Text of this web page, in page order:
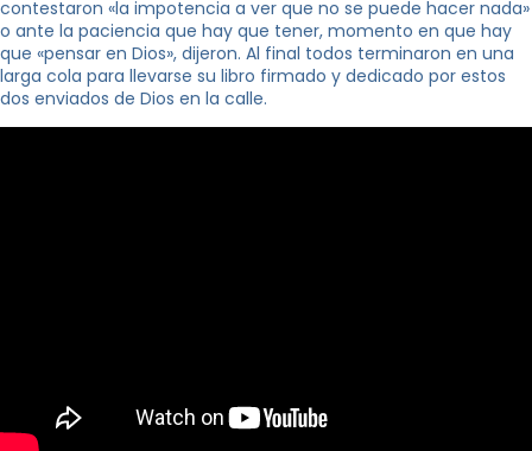
contestaron «la impotencia a ver que no se puede hacer nada»
o ante la paciencia que hay que tener, momento en que hay
que «pensar en Dios», dijeron. Al final todos terminaron en una
larga cola para llevarse su libro firmado y dedicado por estos
dos enviados de Dios en la calle.